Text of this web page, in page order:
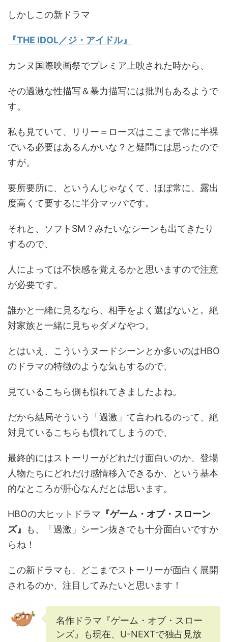
しかしこの新ドラマ
『THE IDOL／ジ・アイドル』
カンヌ国際映画祭でプレミア上映された時から、
その過激な性描写＆暴力描写には批判もあるようで
す。
私も見ていて、リリー＝ローズはここまで常に半裸
でいる必要はあるんかいな？と疑問には思ったので
すが。
要所要所に、というんじゃなくて、ほぼ常に、露出
度高くて要するに半分マッパです。
それと、ソフトSM？みたいなシーンも出てきたり
するので、
人によっては不快感を覚えるかと思いますので注意
が必要です。
誰かと一緒に見るなら、相手をよく選ばないと。絶
対家族と一緒に見ちゃダメなやつ。
とはいえ、こういうヌードシーンとか多いのはHBO
のドラマの特徴のような気もするので、
見ているこちら側も慣れてきましたよね。
だから結局そういう「過激」て言われるのって、絶
対見ているこちらも慣れてしまうので、
最終的にはストーリーがどれだけ面白いのか、登場
人物たちにどれだけ感情移入できるか、という基本
的なところが肝心なんだとは思います。
HBOの大ヒットドラマ 『ゲーム・オブ・スローン
ズ』
も、「過激」シーン抜きでも十分面白いですか
らね！
この新ドラマも、どこまでストーリーが面白く展開
されるのか、注目してみたいと思います！
名作ドラマ『ゲーム・オブ・スロー
ンズ』も現在、U-NEXTで独占見放